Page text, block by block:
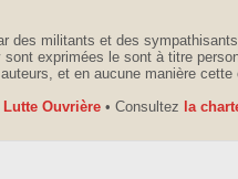
des militants et des
sont exprimées le sont à titre
et en aucune manière cette
Ouvrière • Consultez la